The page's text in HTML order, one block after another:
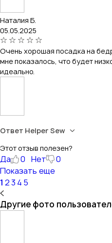
Наталия Б.
05.05.2025
Очень хорошая посадка на
мне показалось, что будет
идеально.
Ответ Helper Sew
Этот отзыв полезен?
Да 0 Нет
0
Показать еще
1 23 4 5
Другие фото